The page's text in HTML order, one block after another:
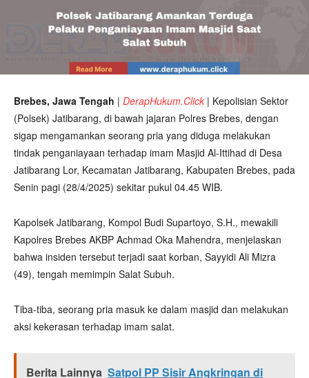
Brebes, Jawa Tengah | DerapHukum.Click | Kepolisian Sektor
(Polsek) Jatibarang, di bawah jajaran Polres Brebes, dengan
sigap mengamankan seorang pria yang diduga melakukan
tindak penganiayaan terhadap imam Masjid Al-Ittihad di Desa
Jatibarang Lor, Kecamatan Jatibarang, Kabupaten Brebes, pada
Senin pagi (28/4/2025) sekitar pukul 04.45 WIB.
Kapolsek Jatibarang, Kompol Budi Supartoyo, S.H., mewakili
Kapolres Brebes AKBP Achmad Oka Mahendra, menjelaskan
bahwa insiden tersebut terjadi saat korban, Sayyidi Ali Mizra
(49), tengah memimpin Salat Subuh.
Tiba-tiba, seorang pria masuk ke dalam masjid dan melakukan
aksi kekerasan terhadap imam salat.
Berita Lainnya Satpol PP Sisir Angkringan di